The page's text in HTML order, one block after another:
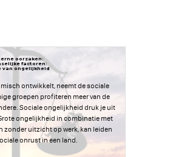
oorzaken:
factoren:
van ongelijkheid
ontwikkelt, neemt de sociale
groepen profiteren meer van de
Sociale ongelijkheid druk je uit
ongelijkheid in combinatie met
zonder uitzicht op werk, kan leiden
onrust in een land.